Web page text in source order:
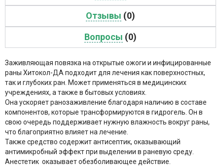
Отзывы (0)
Вопросы (0)
Заживляющая повязка на открытые ожоги и инфицированные
раны Хитокол-ДА подходит для лечения как поверхностных,
так и глубоких ран. Может применяться в медицинских
учреждениях, а также в бытовых условиях.
Она ускоряет ранозаживление благодаря наличию в составе
компонентов, которые трансформируются в гидрогель. Он в
свою очередь поддерживает нужную влажность вокруг раны,
что благоприятно влияет на лечение.
Также средство содержит антисептик, оказывающий
антимикробный эффект при выделении в раневую среду.
Анестетик оказывает обезболивающее действие.